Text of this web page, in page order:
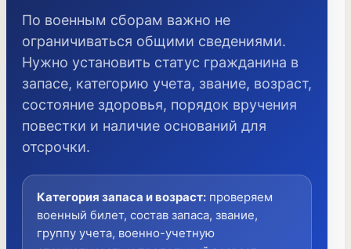
По военным сборам важно не
ограничиваться общими сведениями.
Нужно установить статус гражданина в
запасе, категорию учета, звание, возраст,
состояние здоровья, порядок вручения
повестки и наличие оснований для
отсрочки.
Категория запаса и возраст: проверяем
военный билет, состав запаса, звание,
группу учета, военно-учетную